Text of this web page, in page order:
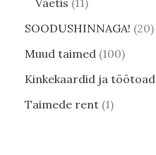
Väetis 11
SOODUSHINNAGA! 20
Muud taimed 100
Kinkekaardid ja töötoad
Taimede rent 1